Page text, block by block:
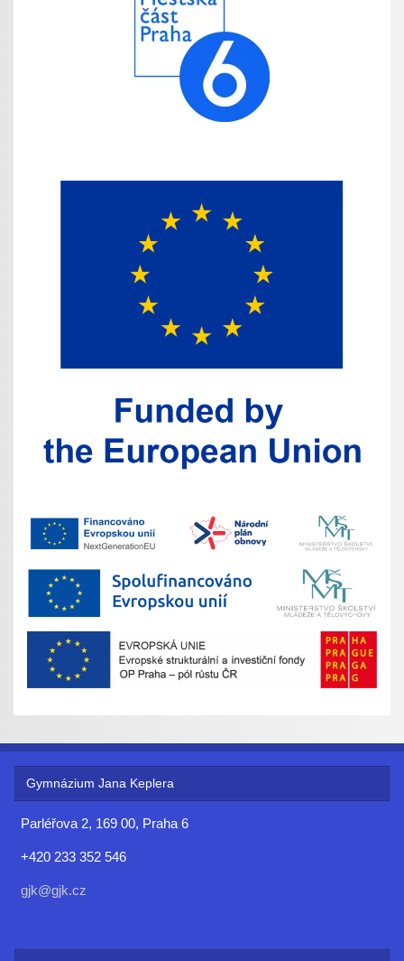
Gymnázium Jana Keplera
Parléřova 2, 169 00, Praha 6
+420 233 352 546
gjk@gjk.cz